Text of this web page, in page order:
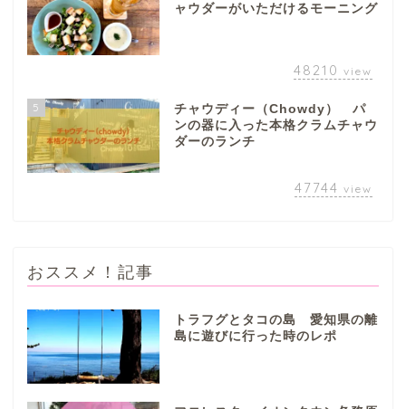
ャウダーがいただけるモーニング
48210 view
5
チャウディー（Chowdy） パ
ンの器に入った本格クラムチャウ
ダーのランチ
47744 view
おススメ！記事
トラフグとタコの島 愛知県の離
島に遊びに行った時のレポ